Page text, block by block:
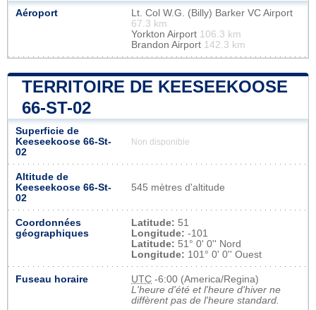
Aéroport
Lt. Col W.G. (Billy) Barker VC Airport
67.3 km
Yorkton Airport 106.3 km
Brandon Airport 142.3 km
TERRITOIRE DE KEESEEKOOSE
66-ST-02
Superficie de
Keeseekoose 66-St-
02
Non disponible
Altitude de
Keeseekoose 66-St-
02
545 mètres d'altitude
Coordonnées
géographiques
Latitude: 51
Longitude: -101
Latitude: 51° 0' 0'' Nord
Longitude: 101° 0' 0'' Ouest
Fuseau horaire UTC -6:00 (America/Regina)
L'heure d'été et l'heure d'hiver ne
diffèrent pas de l'heure standard.